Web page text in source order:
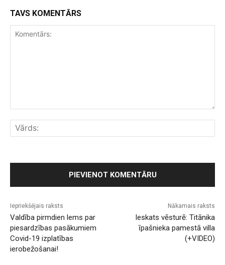
TAVS KOMENTĀRS
Iepriekšējais raksts
Valdība pirmdien lems par
piesardzības pasākumiem
Covid-19 izplatības
ierobežošanai!
Nākamais raksts
Ieskats vēsturē: Titānika
īpašnieka pamestā villa
(+VIDEO)